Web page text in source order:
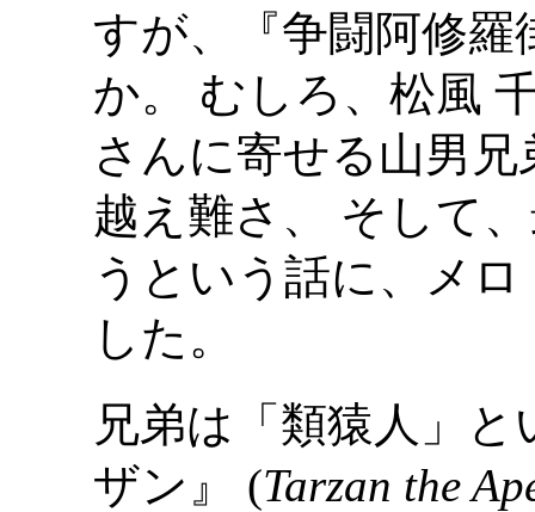
すが、『争闘阿修
か。 むしろ、松風
さんに寄せる山男
越え難さ、 そして
うという話に、メ
した。
兄弟は「類猿人」
ザン』 (Tarzan the